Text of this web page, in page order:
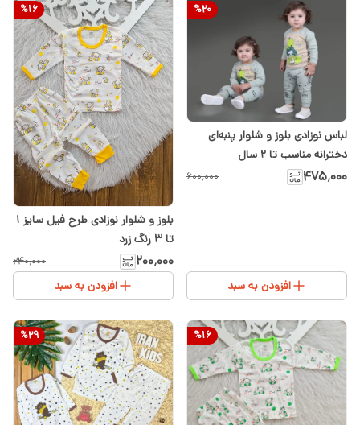
%20
لباس نوزادی بلوز و شلوار پنبه‌ای
دخترانه مناسب تا ۲ سال
۴۷۵٬۰۰۰ ۶۰۰٬۰۰۰
افزودن به سبد
%16
بلوز و شلوار نوزادی طرح فیل سایز ۱
تا ۳ رنگ زرد
۲۰۰٬۰۰۰ ۲۴۰٬۰۰۰
افزودن به سبد
%16
%29